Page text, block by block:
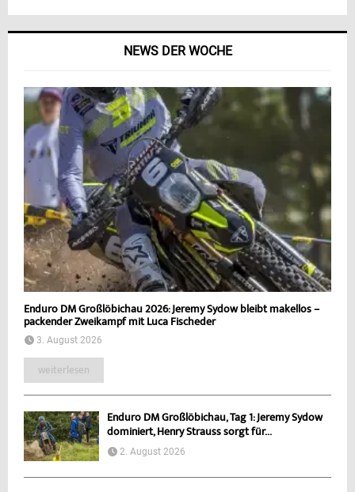
NEWS DER WOCHE
Enduro DM Großlöbichau 2026: Jeremy Sydow bleibt makellos –
packender Zweikampf mit Luca Fischeder
3. August 2026
weiterlesen
Enduro DM Großlöbichau, Tag 1: Jeremy Sydow
dominiert, Henry Strauss sorgt für...
2. August 2026